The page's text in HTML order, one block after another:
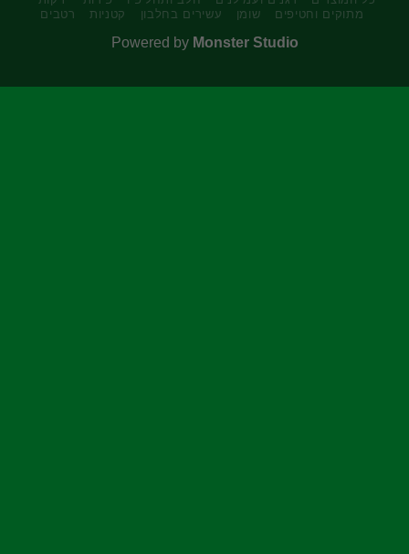
מתוקים וחטיפים
שומן עשירים בחלבון קטניות רטבים
Powered by Monster Studio